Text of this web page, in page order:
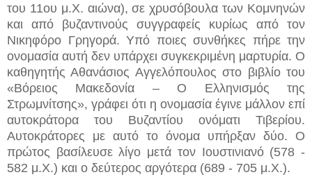
του 11ου μ.Χ. αιώνα), σε χρυσόβουλα των Κομνηνών
και από βυζαντινούς συγγραφείς κυρίως από τον
Νικηφόρο Γρηγορά. Υπό ποιες συνθήκες πήρε την
ονομασία αυτή δεν υπάρχει συγκεκριμένη μαρτυρία. Ο
καθηγητής Αθανάσιος Αγγελόπουλος στο βιβλίο του
«Βόρειος Μακεδονία – Ο Ελληνισμός της
Στρωμνίτσης», γράφει ότι η ονομασία έγινε μάλλον επί
αυτοκράτορα του Βυζαντίου ονόματι Τιβερίου.
Αυτοκράτορες με αυτό το όνομα υπήρξαν δύο. Ο
πρώτος βασίλευσε λίγο μετά τον Ιουστινιανό (578 -
582 μ.Χ.) και ο δεύτερος αργότερα (689 - 705 μ.Χ.).